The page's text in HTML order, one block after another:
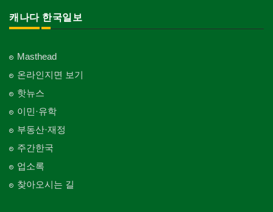
캐나다 한국일보
Masthead
온라인지면 보기
핫뉴스
이민·유학
부동산·재정
주간한국
업소록
찾아오시는 길